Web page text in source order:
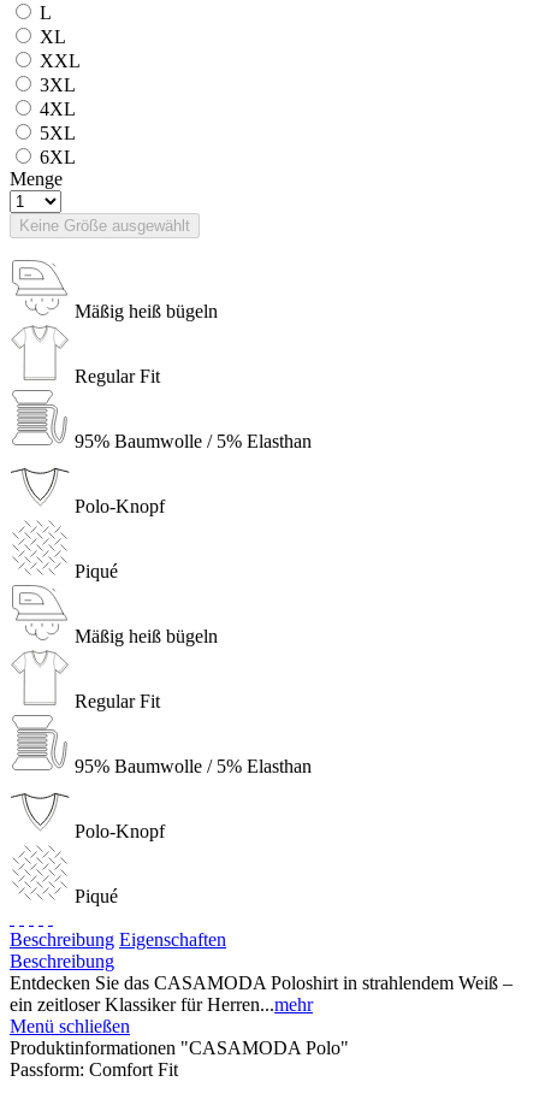
L
XL
XXL
3XL
4XL
5XL
6XL
Menge
Keine Größe ausgewählt
Mäßig heiß bügeln
Regular Fit
95% Baumwolle / 5% Elasthan
Polo-Knopf
Piqué
Mäßig heiß bügeln
Regular Fit
95% Baumwolle / 5% Elasthan
Polo-Knopf
Piqué
Beschreibung Eigenschaften
Beschreibung
Entdecken Sie das CASAMODA Poloshirt in strahlendem Weiß –
ein zeitloser Klassiker für Herren...mehr
Menü schließen
Produktinformationen "CASAMODA Polo"
Passform: Comfort Fit